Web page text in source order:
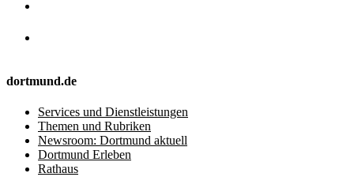
dortmund.de
Services und Dienstleistungen
Themen und Rubriken
Newsroom: Dortmund aktuell
Dortmund Erleben
Rathaus